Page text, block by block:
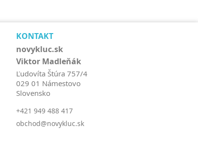
KONTAKT
novykluc.sk
Viktor Madleňák
Ľudovíta Štúra 757/4
029 01 Námestovo
Slovensko
+421 949 488 417
obchod@novykluc.sk